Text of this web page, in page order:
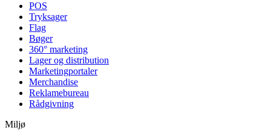
POS
Tryksager
Flag
Bøger
360° marketing
Lager og distribution
Marketing­portaler
Merchandise
Reklamebureau
Rådgivning
Miljø